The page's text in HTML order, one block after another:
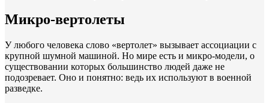
Микро-вертолеты
У любого человека слово «вертолет» вызывает ассоциации с
крупной шумной машиной. Но мире есть и микро-модели, о
существовании которых большинство людей даже не
подозревает. Оно и понятно: ведь их используют в военной
разведке.